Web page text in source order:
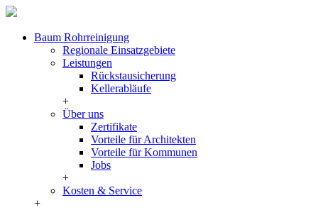
Baum Rohrreinigung
Regionale Einsatzgebiete
Leistungen
Rückstausicherung
Kellerabläufe
+
Über uns
Zertifikate
Vorteile für Architekten
Vorteile für Kommunen
Jobs
+
Kosten & Service
+